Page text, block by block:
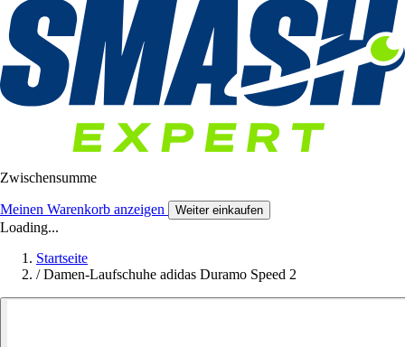
Zwischensumme
Meinen Warenkorb anzeigen Weiter einkaufen
Loading...
Startseite
/ Damen-Laufschuhe adidas Duramo Speed 2